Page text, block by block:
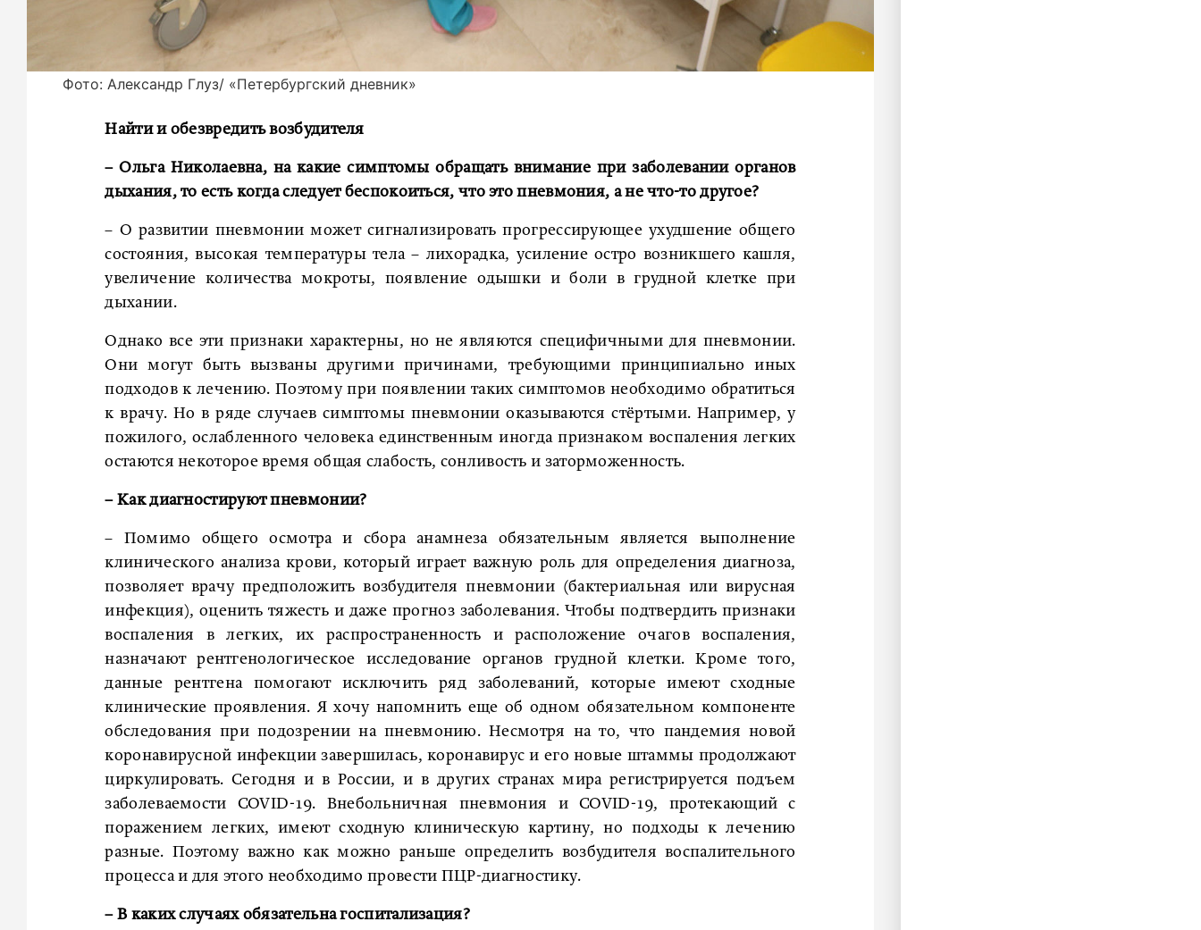
Фото: Александр Глуз/ «Петербургский дневник»
Найти и обезвредить возбудителя
– Ольга Николаевна, на какие симптомы обращать внимание при заболевании органов
дыхания, то есть когда следует беспокоиться, что это пневмония, а не что-то другое?
– О развитии пневмонии может сигнализировать прогрессирующее ухудшение общего
состояния, высокая температуры тела – лихорадка, усиление остро возникшего кашля,
увеличение количества мокроты, появление одышки и боли в грудной клетке при
дыхании.
Однако все эти признаки характерны, но не являются специфичными для пневмонии.
Они могут быть вызваны другими причинами, требующими принципиально иных
подходов к лечению. Поэтому при появлении таких симптомов необходимо обратиться
к врачу. Но в ряде случаев симптомы пневмонии оказываются стёртыми. Например, у
пожилого, ослабленного человека единственным иногда признаком воспаления легких
остаются некоторое время общая слабость, сонливость и заторможенность.
– Как диагностируют пневмонии?
– Помимо общего осмотра и сбора анамнеза обязательным является выполнение
клинического анализа крови, который играет важную роль для определения диагноза,
позволяет врачу предположить возбудителя пневмонии (бактериальная или вирусная
инфекция), оценить тяжесть и даже прогноз заболевания. Чтобы подтвердить признаки
воспаления в легких, их распространенность и расположение очагов воспаления,
назначают рентгенологическое исследование органов грудной клетки. Кроме того,
данные рентгена помогают исключить ряд заболеваний, которые имеют сходные
клинические проявления. Я хочу напомнить еще об одном обязательном компоненте
обследования при подозрении на пневмонию. Несмотря на то, что пандемия новой
коронавирусной инфекции завершилась, коронавирус и его новые штаммы продолжают
циркулировать. Сегодня и в России, и в других странах мира регистрируется подъем
заболеваемости COVID-19. Внебольничная пневмония и COVID-19, протекающий с
поражением легких, имеют сходную клиническую картину, но подходы к лечению
разные. Поэтому важно как можно раньше определить возбудителя воспалительного
процесса и для этого необходимо провести ПЦР-диагностику.
– В каких случаях обязательна госпитализация?